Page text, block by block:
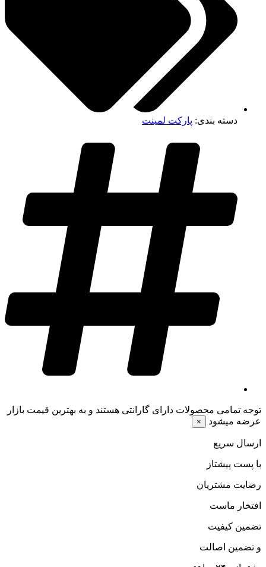
دسته بندی: پارکت لمینت
توجه تمامی محصولات دارای گارانتی هستند و به بهترین قیمت بازار
عرضه میشود
×
ارسال سریع
با پست پیشتاز
رضایت مشتریان
افتخار ماست
تضمین کیفیت
و تضمین اصالت